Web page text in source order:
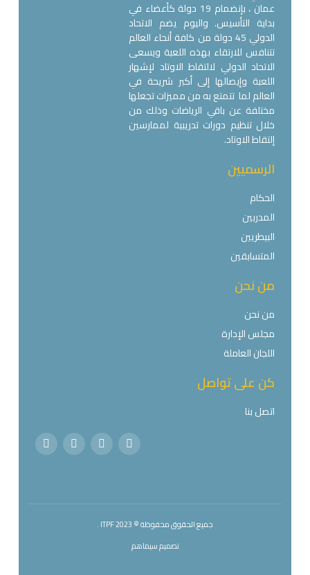
عمان ، بإنضمام 19 دولة كأعضاء في
بداية التأسيس. واليوم يضم الاتحاد
الدولي 45 دولة من كافة أنحاء العالم
تتنافس للارتقاء بهذه اللعبة ويسعى
الاتحاد الدولي لالتقاط الاوتاد لإشهار
اللعبة وإيصالها إلى أكبر شريحة في
العالم لما تتمتع به من مميزات تجعلها
مختلفة عن باقي الرياضات وذلك من
خلال تنظيم دورات تدريبية لممارسين
إلتقاط الاوتاد.
الرسميين
الحكام
المدربين
البيطريين
المتسابقين
من نحن
من نحن
مجلس الإدارة
اللجان العاملة
كن على تواصل
اتصل بنا
جميع الحقوق محفوظة © 2023 ITPF .
تصميمسيماهم